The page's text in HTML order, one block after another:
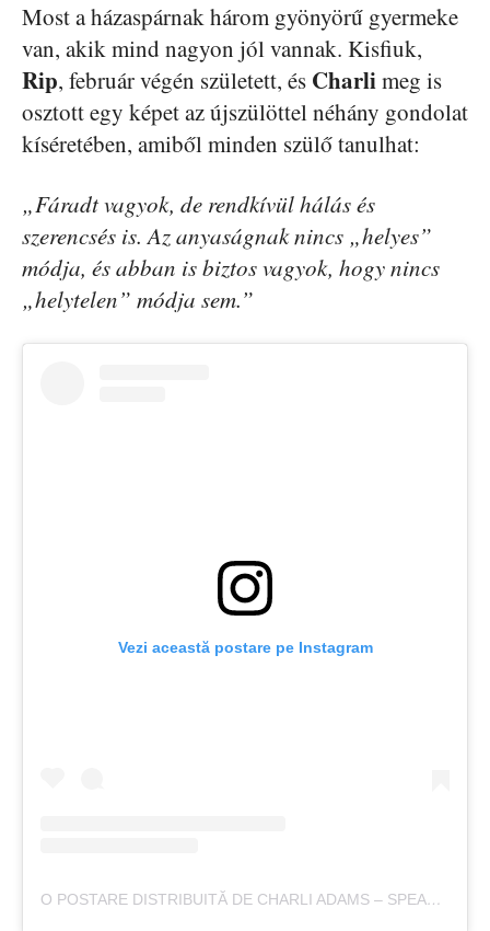
Most a házaspárnak három gyönyörű gyermeke
van, akik mind nagyon jól vannak. Kisfiuk,
Rip, február végén született, és Charlimeg is
osztott egy képet az újszülöttel néhány gondolat
kíséretében, amiből minden szülő tanulhat:
„Fáradt vagyok, de rendkívül hálás és
szerencsés is. Az anyaságnak nincs „helyes”
módja, és abban is biztos vagyok, hogy nincs
„helytelen” módja sem.”
Vezi această postare pe Instagram
O POSTARE DISTRIBUITĂ DE CHARLI ADAMS – SPEAKER (@CHARLI_KATE)